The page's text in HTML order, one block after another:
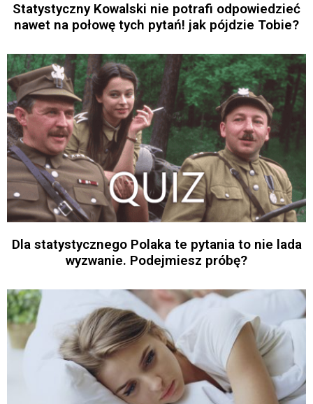
Statystyczny Kowalski nie potrafi odpowiedzieć
nawet na połowę tych pytań! jak pójdzie Tobie?
Dla statystycznego Polaka te pytania to nie lada
wyzwanie. Podejmiesz próbę?